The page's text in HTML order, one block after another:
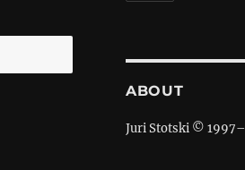
ABOUT
Juri Stotski © 1997–